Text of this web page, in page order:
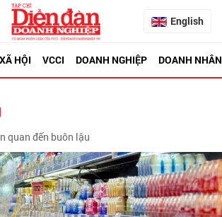
English
HỘI VCCI DOANH NGHIỆP DOANH NHÂN
quan đến buôn lậu